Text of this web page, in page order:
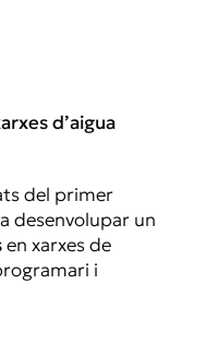
d’aigua
del primer
desenvolupar un
en xarxes de
i